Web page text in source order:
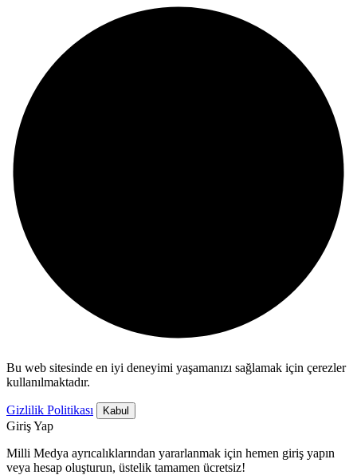
Bu web sitesinde en iyi deneyimi yaşamanızı sağlamak için çerezler
kullanılmaktadır.
Gizlilik Politikası Kabul
Giriş Yap
Milli Medya ayrıcalıklarından yararlanmak için hemen giriş yapın
veya hesap oluşturun, üstelik tamamen ücretsiz!